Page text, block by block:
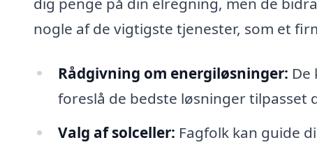
nogle af de vigtigste tjenester, som et
Rådgivning om energiløsninger:
foreslå de bedste løsninger tilpasset
Valg af solceller: Fagfolk kan guide